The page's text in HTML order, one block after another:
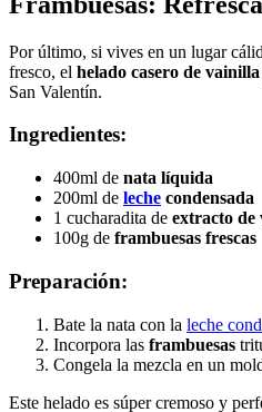
Por último, si vives en un lugar
fresco, el helado casero de
San Valentín.
Ingredientes:
400ml de nata líquida
200ml de leche condensada
1 cucharadita de extracto de
100g de frambuesas frescas
Preparación:
Bate la nata con la leche
Incorpora las frambuesas
Congela la mezcla en un
Este helado es súper cremoso y